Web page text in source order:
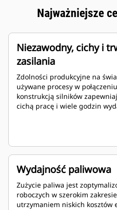
Najważniejsze
Niezawodny, cichy i
zasilania
Zdolności produkcyjne na
używane procesy w
konstrukcją silników
cichą pracę i wiele godzin
Wydajność paliwowa
Zużycie paliwa jest
roboczych w szerokim
utrzymaniem niskich kosztów